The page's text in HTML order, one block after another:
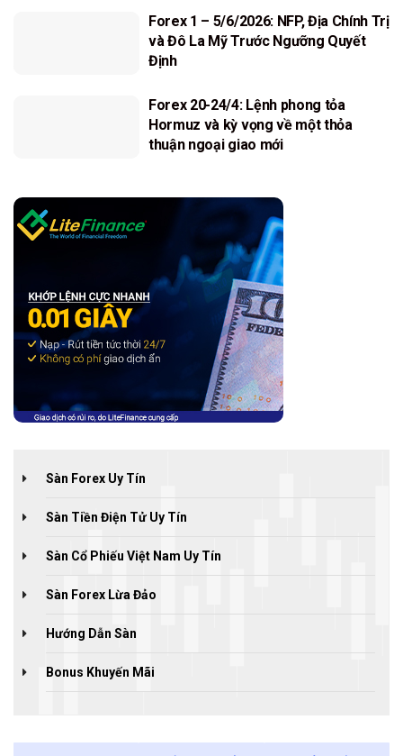
Forex 1 – 5/6/2026: NFP, Địa Chính Trị
và Đô La Mỹ Trước Ngưỡng Quyết
Định
Forex 20-24/4: Lệnh phong tỏa
Hormuz và kỳ vọng về một thỏa
thuận ngoại giao mới
Sàn Forex Uy Tín
Sàn Tiền Điện Tử Uy Tín
Sàn Cổ Phiếu Việt Nam Uy Tín
Sàn Forex Lừa Đảo
Hướng Dẫn Sàn
Bonus Khuyến Mãi